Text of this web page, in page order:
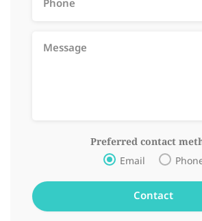
Preferred contact
Email